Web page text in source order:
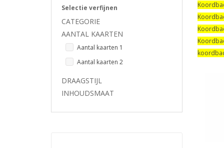
Selectie verfijnen
CATEGORIE
AANTAL KAARTEN
Aantal kaarten 1
Aantal kaarten 2
DRAAGSTIJL
INHOUDSMAAT